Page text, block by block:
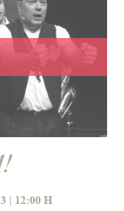
| 12:00 H